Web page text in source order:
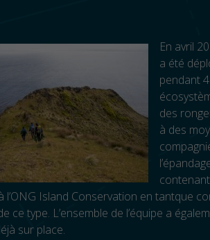
En avril
a été
pendant
des
à des
l’ONG Island Conservation en tantque
ce type. L’ensemble de l’équipe a
sur place.